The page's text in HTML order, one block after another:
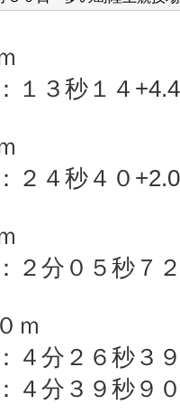
３秒１４+4.4
２４秒４０+2.0
２分０５秒７
ｍ
４分２６秒３
４分３９秒９